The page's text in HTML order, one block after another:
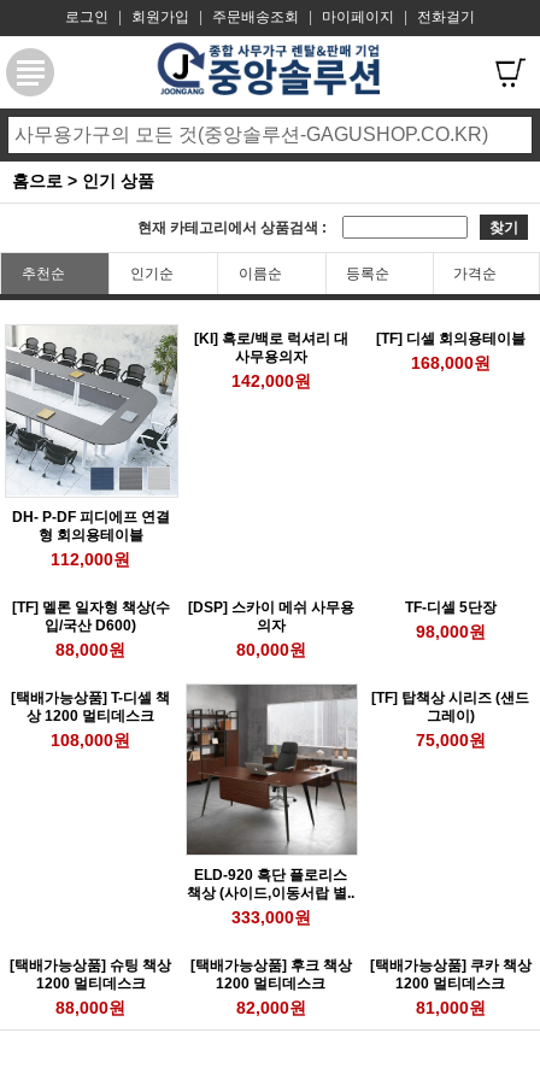
로그인 회원가입 주문배송조회 마이페이지 전화걸기
홈으로 > 인기 상품
현재 카테고리에서 상품검색 : 찾기
추천순 인기순 이름순 등록순 가격순
DH- P-DF 피디에프 연결
형 회의용테이블
112,000원
[KI] 흑로/백로 럭셔리 대
사무용의자
142,000원
[TF] 디셀 회의용테이블
168,000원
[TF] 멜론 일자형 책상(수
입/국산 D600)
88,000원
[DSP] 스카이 메쉬 사무용
의자
80,000원
TF-디셀 5단장
98,000원
[택배가능상품] T-디셀 책
상 1200 멀티데스크
108,000원
ELD-920 흑단 플로리스
책상 (사이드,이동서랍 별..
333,000원
[TF] 탑책상 시리즈 (샌드
그레이)
75,000원
[택배가능상품] 슈팅 책상
1200 멀티데스크
88,000원
[택배가능상품] 후크 책상
1200 멀티데스크
82,000원
[택배가능상품] 쿠카 책상
1200 멀티데스크
81,000원